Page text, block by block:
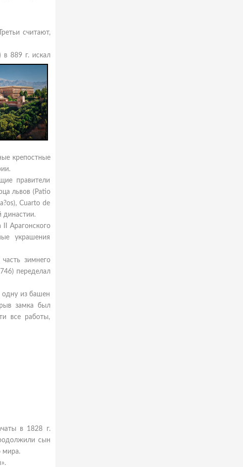
считают,
в 889 г. искал
крепостные
правители
львов (Patio
Cuarto de
династии.
Арагонского
украшения
зимнего
переделал
одну из башен
замка был
все работы,
в 1828 г.
сын
мира.